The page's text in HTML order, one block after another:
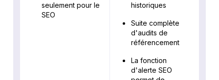
seulement pour le
SEO
historiques
Suite complète
d'audits de
référencement
La fonction
d'alerte SEO